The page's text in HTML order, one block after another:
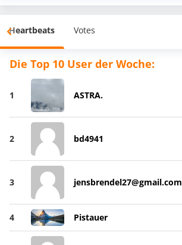
Heartbeats Votes
Die Top 10 User der Woche:
1 ASTRA.
2 bd4941
3 jensbrendel27@gmail.com
4 Pistauer